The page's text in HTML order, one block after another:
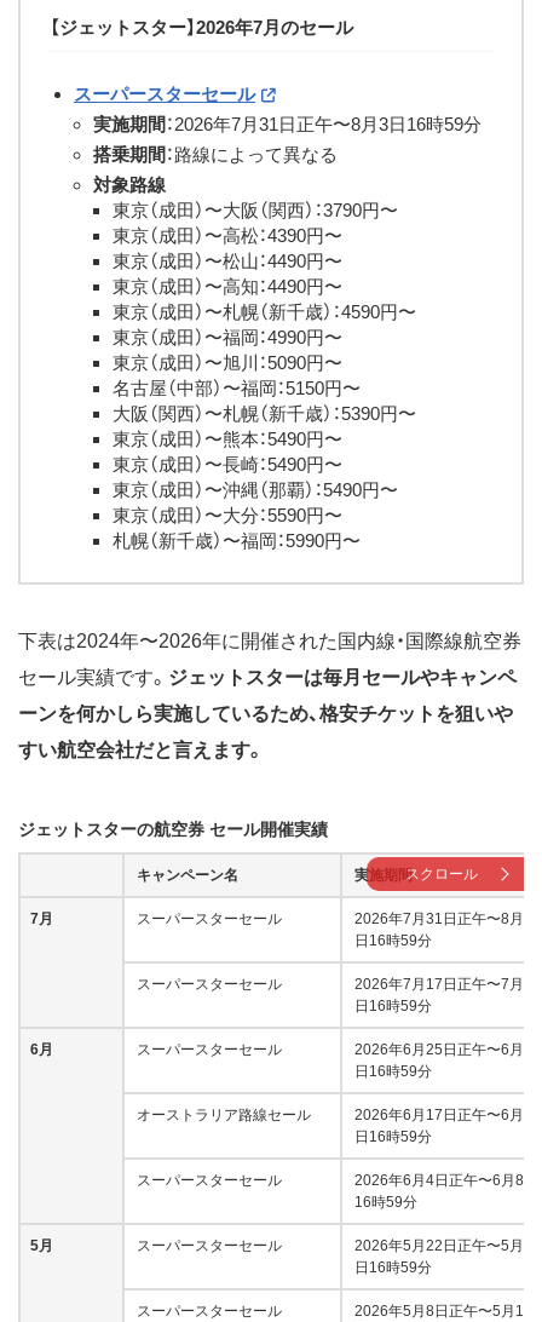
【ジェットスター】2026年7月のセール
スーパースターセール
実施期間 ：2026年7月31日正午〜8月3日16時59分
搭乗期間 ：路線によって異なる
対象路線
東京（成田）〜大阪（関西）：3790円〜
東京（成田）〜高松：4390円〜
東京（成田）〜松山：4490円〜
東京（成田）〜高知：4490円〜
東京（成田）〜札幌（新千歳）：4590円〜
東京（成田）〜福岡：4990円〜
東京（成田）〜旭川：5090円〜
名古屋（中部）〜福岡：5150円〜
大阪（関西）〜札幌（新千歳）：5390円〜
東京（成田）〜熊本：5490円〜
東京（成田）〜長崎：5490円〜
東京（成田）〜沖縄（那覇）：5490円〜
東京（成田）〜大分：5590円〜
札幌（新千歳）〜福岡：5990円〜
下表は2024年〜2026年に開催された国内線・国際線航空券
セール実績です。 ジェットスターは毎月セールやキャンペ
ーンを何かしら実施しているため、格安チケットを狙いや
すい航空会社だと言えます。
ジェットスターの航空券 セール開催実績
キャンペーン名 実施期間
7月 スーパースターセール
2026年7月31日正午〜8月3
日16時59分
スーパースターセール
2026年7月17日正午〜7月21
日16時59分
6月 スーパースターセール
2026年6月25日正午〜6月30
日16時59分
オーストラリア路線セール
2026年6月17日正午〜6月30
日16時59分
スーパースターセール
2026年6月4日正午〜6月8日
16時59分
5月 スーパースターセール
2026年5月22日正午〜5月25
日16時59分
スーパースターセール
2026年5月8日正午〜5月13
スクロール